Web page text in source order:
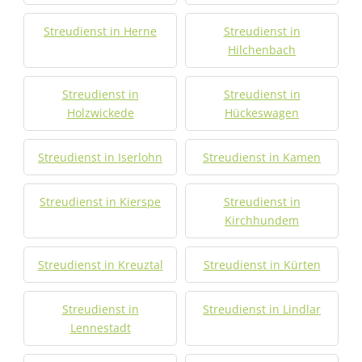
Streudienst in Herne
Streudienst in
Hilchenbach
Streudienst in
Holzwickede
Streudienst in
Hückeswagen
Streudienst in Iserlohn Streudienst in Kamen
Streudienst in Kierspe
Streudienst in
Kirchhundem
Streudienst in Kreuztal Streudienst in Kürten
Streudienst in
Lennestadt
Streudienst in Lindlar